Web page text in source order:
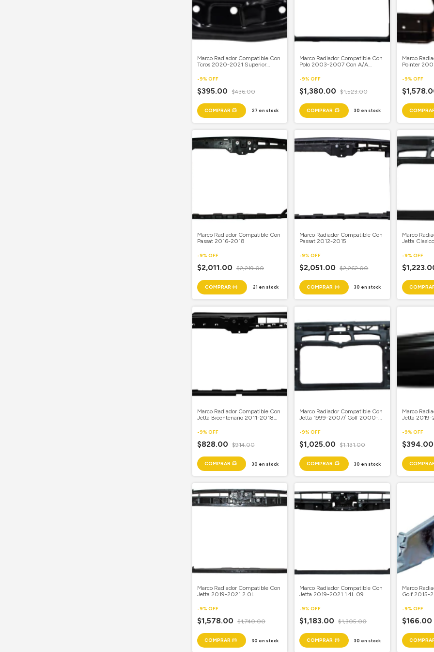
Marco Radiador Compatible Con
Tcros 2020-2021 Superior
-9% OFF
$395.00 $436.00
27 en stock
Marco Radiador Compatible Con
Polo 2003-2007 Con A/A
-9%OFF
$1,380.00 $1,523.00
30 en stock
Marco
Pointer
-9% OFF
Marco Radiador Compatible Con
Passat 2016-2018
-9% OFF
$2,011.00 $2,219.00
21 en stock
Marco Radiador Compatible Con
Passat 2012-2015
-9%OFF
$2,051.00 $2,262.00
30 en stock
Marco
Jetta
-9% OFF
Marco Radiador Compatible Con
Jetta Bicentenario 2011-2018
-9% OFF
$828.00 $914.00
30 en stock
Marco Radiador Compatible Con
Jetta 1999-2007/ Golf 2000-
-9%OFF
$1,025.00 $1,131.00
30 en stock
Marco
Jetta 2019-
-9% OFF
Marco Radiador Compatible Con
Jetta 2019-2021 2.0L
-9% OFF
$1,578.00 $1,740.00
30 en stock
Marco Radiador Compatible Con
Jetta 2019-2021 1.4L 09
-9%OFF
$1,183.00 $1,305.00
30 en stock
Marco
Golf 2015-
-9% OFF
$166.00